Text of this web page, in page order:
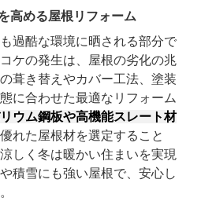
高める屋根リフォーム
過酷な環境に晒される部分で
ケの発生は、屋根の劣化の兆
葺き替えやカバー工法、塗装
に合わせた最適なリフォーム
ウム鋼板や高機能スレート材
れた屋根材を選定すること
しく冬は暖かい住まいを実現
積雪にも強い屋根で、安心し